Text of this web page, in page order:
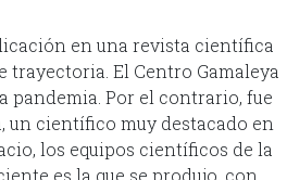
en una revista científica
trayectoria. El Centro Gamaleya
pandemia. Por el contrario, fue
un científico muy destacado en
los equipos científicos de la
es la que se produjo, con